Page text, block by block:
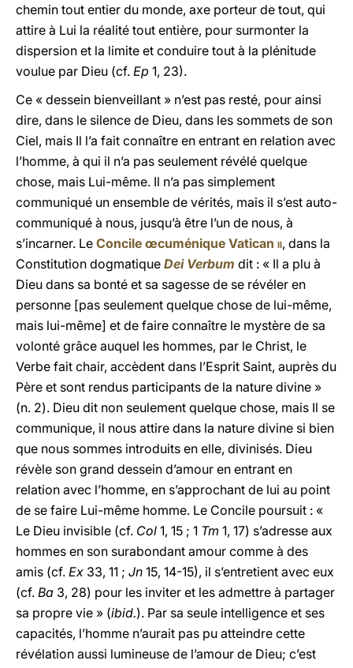
chemin tout entier du monde, axe porteur de tout, qui
attire à Lui la réalité tout entière, pour surmonter la
dispersion et la limite et conduire tout à la plénitude
voulue par Dieu (cf. Ep 1, 23).
Ce « dessein bienveillant » n’est pas resté, pour ainsi
dire, dans le silence de Dieu, dans les sommets de son
Ciel, mais Il l’a fait connaître en entrant en relation avec
l’homme, à qui il n’a pas seulement révélé quelque
chose, mais Lui-même. Il n’a pas simplement
communiqué un ensemble de vérités, mais il s’est auto-
communiqué à nous, jusqu’à être l’un de nous, à
s’incarner. Le Concile œcuménique Vatican ii, dans la
Constitution dogmatique Dei Verbum dit : « Il a plu à
Dieu dans sa bonté et sa sagesse de se révéler en
personne [pas seulement quelque chose de lui-même,
mais lui-même] et de faire connaître le mystère de sa
volonté grâce auquel les hommes, par le Christ, le
Verbe fait chair, accèdent dans l’Esprit Saint, auprès du
Père et sont rendus participants de la nature divine »
(n. 2). Dieu dit non seulement quelque chose, mais Il se
communique, il nous attire dans la nature divine si bien
que nous sommes introduits en elle, divinisés. Dieu
révèle son grand dessein d’amour en entrant en
relation avec l’homme, en s’approchant de lui au point
de se faire Lui-même homme. Le Concile poursuit : «
Le Dieu invisible (cf. Col 1, 15 ; 1 Tm 1, 17) s’adresse aux
hommes en son surabondant amour comme à des
amis (cf. Ex 33, 11 ; Jn 15, 14-15), il s’entretient avec eux
(cf. Ba 3, 28) pour les inviter et les admettre à partager
sa propre vie » (ibid.). Par sa seule intelligence et ses
capacités, l’homme n’aurait pas pu atteindre cette
révélation aussi lumineuse de l’amour de Dieu; c’est